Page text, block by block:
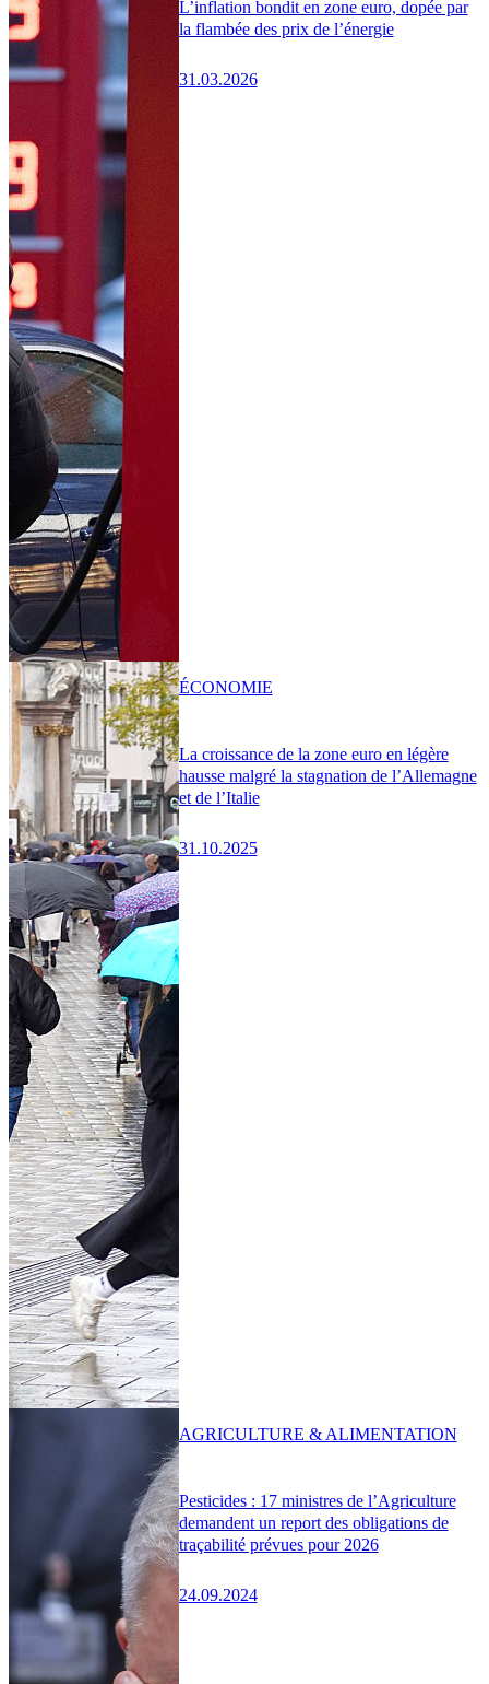
L’inflation bondit en zone euro, dopée par
la flambée des prix de l’énergie
31.03.2026
La croissance de la zone euro en légère
hausse malgré la stagnation de l’Allemagne
et de l’Italie
31.10.2025
ÉCONOMIE
Pesticides : 17 ministres de l’Agriculture
demandent un report des obligations de
traçabilité prévues pour 2026
24.09.2024
AGRICULTURE & ALIMENTATION